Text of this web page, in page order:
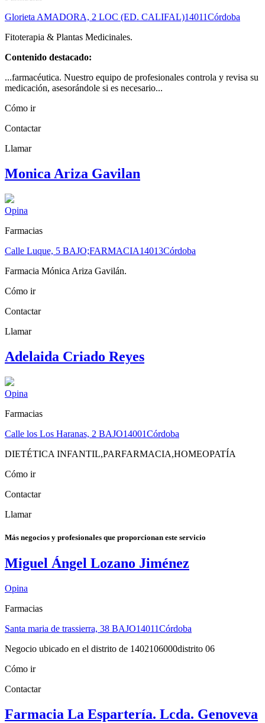
Glorieta AMADORA, 2 LOC (ED. CALIFAL)14011Córdoba
Fitoterapia & Plantas Medicinales.
Contenido destacado:
...farmacéutica. Nuestro equipo de profesionales controla y revisa su
medicación, asesorándole si es necesario...
Cómo ir
Contactar
Llamar
Monica Ariza Gavilan
Opina
Farmacias
Calle Luque, 5 BAJO;FARMACIA14013Córdoba
Farmacia Mónica Ariza Gavilán.
Cómo ir
Contactar
Llamar
Adelaida Criado Reyes
Opina
Farmacias
Calle los Los Haranas, 2 BAJO14001Córdoba
DIETÉTICA INFANTIL,PARFARMACIA,HOMEOPATÍA
Cómo ir
Contactar
Llamar
Más negocios y profesionales que proporcionan este servicio
Miguel Ángel Lozano Jiménez
Opina
Farmacias
Santa maria de trassierra, 38 BAJO14011Córdoba
Negocio ubicado en el distrito de 1402106000distrito 06
Cómo ir
Contactar
Farmacia La Espartería. Lcda. Genoveva